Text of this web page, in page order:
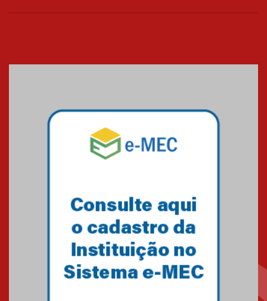
Mackenzie mobiliza campanha
solidária para apoiar famílias em
Minas Gerais
Primeiro culto do ano ressalta o
27.02.2026